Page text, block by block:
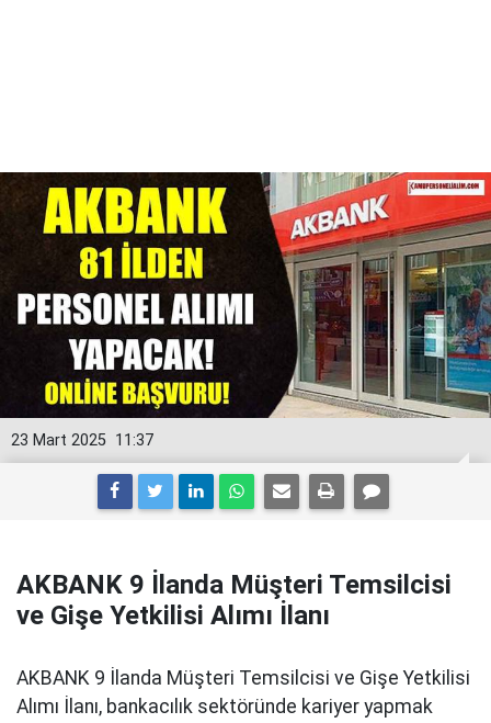
11:37
23 Mart 2025
AKBANK 9 İlanda Müşteri Temsilcisi
ve Gişe Yetkilisi Alımı İlanı
AKBANK 9 İlanda Müşteri Temsilcisi ve Gişe Yetkilisi
Alımı İlanı, bankacılık sektöründe kariyer yapmak